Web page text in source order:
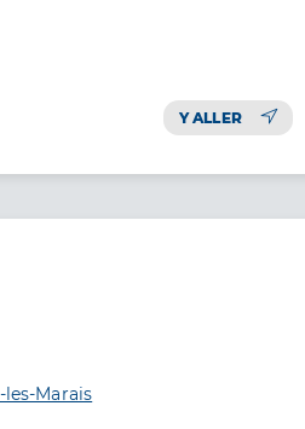
Y ALLER
les-Marais